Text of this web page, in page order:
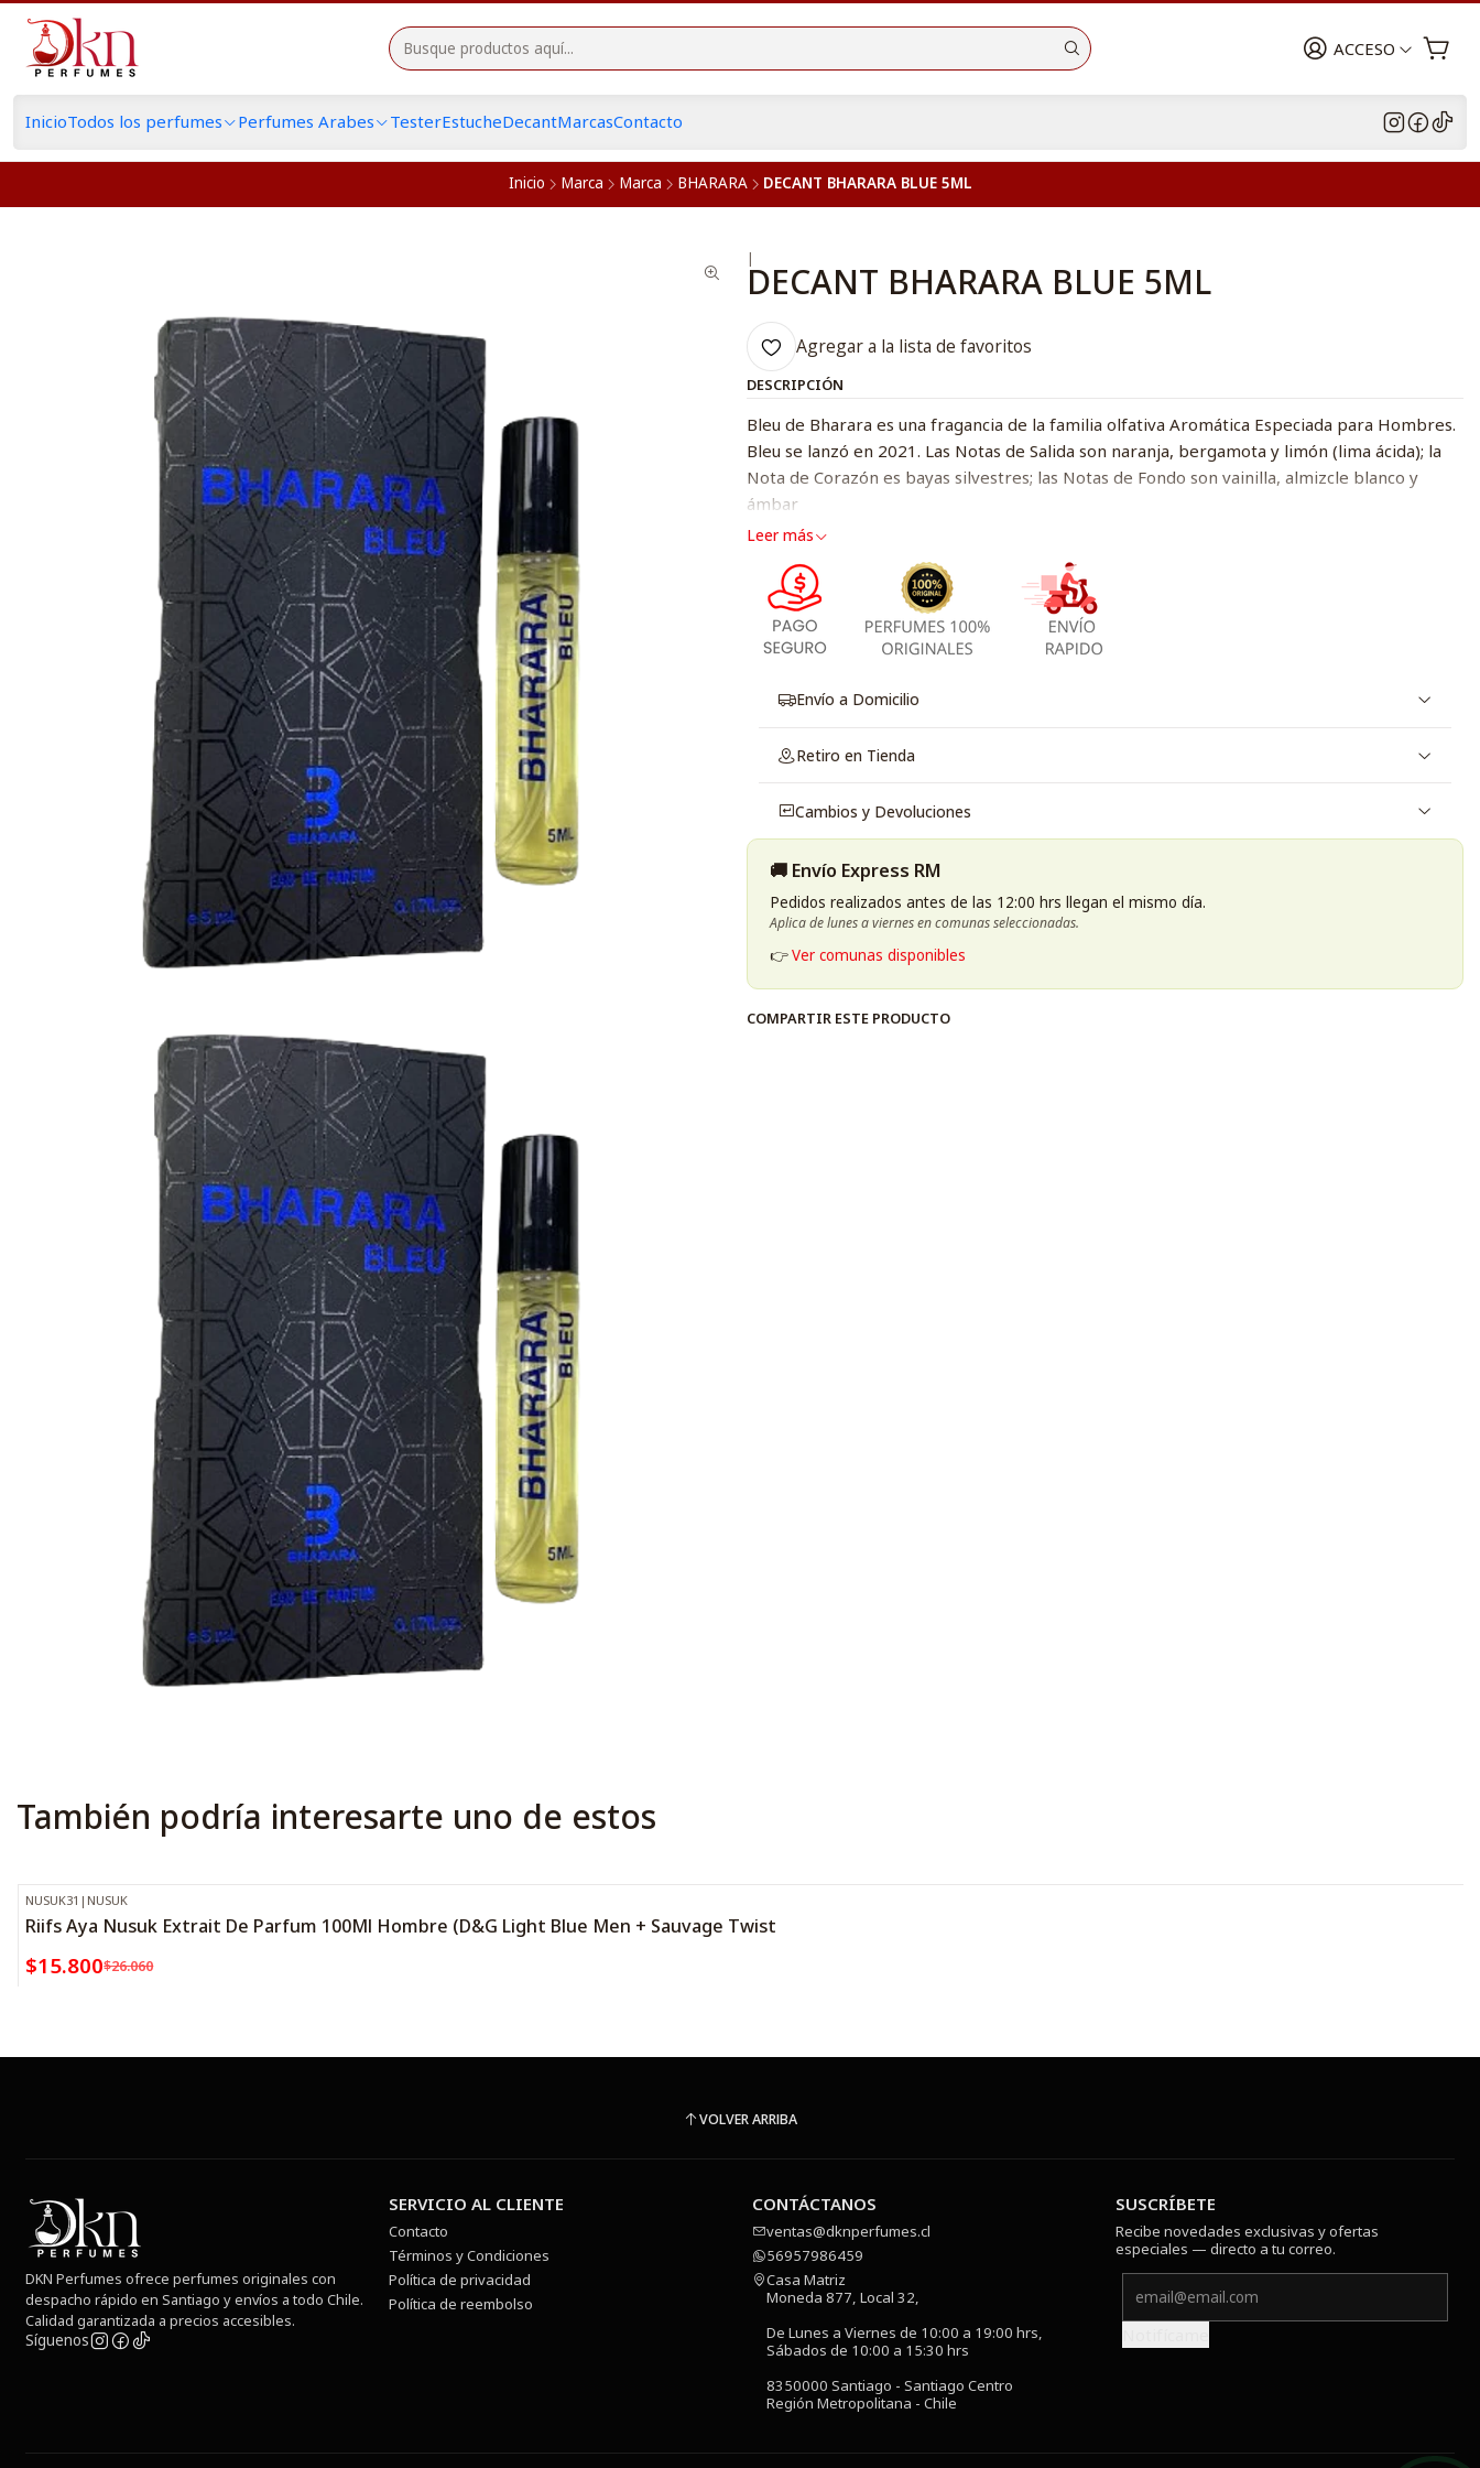
ACCESO
InicioTodos los perfumes Perfumes Arabes TesterEstucheDecantMarcasContacto
Inicio Marca Marca BHARARA DECANT BHARARA BLUE 5ML
|
DECANT BHARARA BLUE 5ML
Agregar a la lista de favoritos
DESCRIPCIÓN
Bleu de Bharara es una fragancia de la familia olfativa Aromática Especiada para Hombres.
Bleu se lanzó en 2021. Las Notas de Salida son naranja, bergamota y limón (lima ácida); la
Nota de Corazón es bayas silvestres; las Notas de Fondo son vainilla, almizcle blanco y
ámbar
Leer más
Envío a Domicilio
Retiro en Tienda
Cambios y Devoluciones
🚚 Envío Express RM
Pedidos realizados antes de las 12:00 hrs llegan el mismo día.
Aplica de lunes a viernes en comunas seleccionadas.
👉Ver comunas disponibles
COMPARTIR ESTE PRODUCTO
También podría interesarte uno de estos
-39%OFF
NUSUK31 | NUSUK
Riifs Aya Nusuk Extrait De Parfum 100Ml Hombre (D&G Light Blue Men + Sauvage Twist
$15.800$26.060
VOLVER ARRIBA
DKN Perfumes ofrece perfumes originales con
despacho rápido en Santiago y envíos a todo Chile.
Calidad garantizada a precios accesibles.
Síguenos
SERVICIO AL CLIENTE
Contacto
Términos y Condiciones
Política de privacidad
Política de reembolso
CONTÁCTANOS
ventas@dknperfumes.cl
56957986459
Casa Matriz
Moneda 877, Local 32,
De Lunes a Viernes de 10:00 a 19:00 hrs,
Sábados de 10:00 a 15:30 hrs
8350000 Santiago - Santiago Centro
Región Metropolitana - Chile
SUSCRÍBETE
Recibe novedades exclusivas y ofertas
especiales — directo a tu correo.